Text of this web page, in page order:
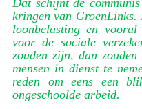
kringen van GroenLinks.
loonbelasting en
voor de sociale
zouden zijn, dan
mensen in dienst te
reden om eens een
ongeschoolde arbeid.